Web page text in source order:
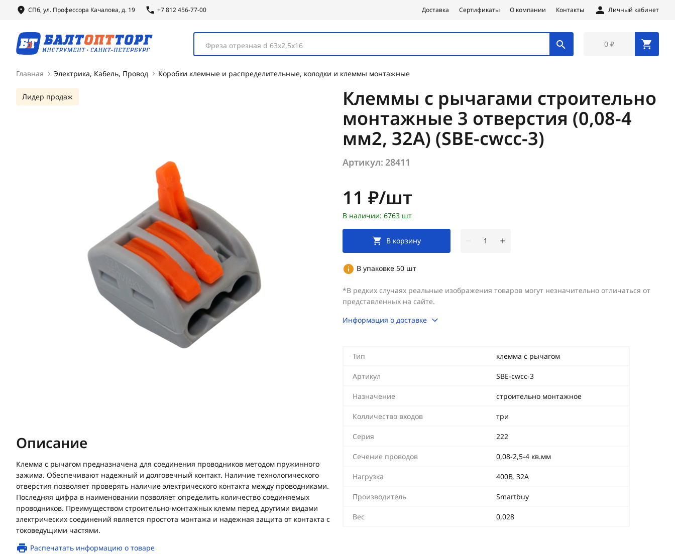
СПб, ул. Профессора Качалова, д. 19 +7 812 456-77-00 Доставка Сертификаты О компании Контакты Личный кабинет
Фреза отрезная d 63х2,5х16 0 ₽
Главная Электрика, Кабель, Провод Коробки клемные и распределительные, колодки и клеммы монтажные
Клеммы с рычагами строительно
монтажные 3 отверстия (0,08-4
мм2, 32А) (SBE-cwcc-3)
Артикул: 28411
Цена:
11 ₽/шт
В наличии: 6763 шт
В корзину
В упаковке 50 шт
*В редких случаях реальные изображения товаров могут незначительно отличаться от
представленных на сайте.
Информация о доставке
Тип клемма с рычагом
Артикул SBE-cwcc-3
Назначение строительно монтажное
Колличество входов три
Серия 222
Сечение проводов 0,08-2,5-4 кв.мм
Нагрузка 400В, 32А
Производитель Smartbuy
Вес 0,028
Лидер продаж
Описание
Клемма с рычагом предназначена для соединения проводников методом пружинного
зажима. Обеспечивают надежный и долговечный контакт. Наличие технологического
отверстия позволяет проверять наличие электрического контакта между проводниками.
Последняя цифра в наименовании позволяет определить количество соединяемых
проводников. Преимуществом строительно-монтажных клемм перед другими видами
электрических соединений является простота монтажа и надежная защита от контакта с
токоведущими частями.
Распечатать информацию о товаре